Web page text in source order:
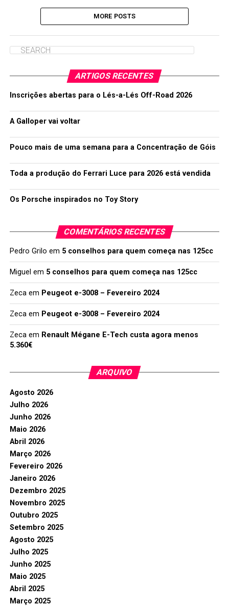
MORE POSTS
ARTIGOS RECENTES
Inscrições abertas para o Lés-a-Lés Off-Road 2026
A Galloper vai voltar
Pouco mais de uma semana para a Concentração de Góis
Toda a produção do Ferrari Luce para 2026 está vendida
Os Porsche inspirados no Toy Story
COMENTÁRIOS RECENTES
Pedro Grilo em 5 conselhos para quem começa nas 125cc
Miguel em 5 conselhos para quem começa nas 125cc
Zecaem Peugeot e-3008 – Fevereiro 2024
Zecaem Peugeot e-3008 – Fevereiro 2024
Zecaem Renault Mégane E-Tech custa agora menos
5.360€
ARQUIVO
Agosto 2026
Julho 2026
Junho 2026
Maio 2026
Abril 2026
Março 2026
Fevereiro 2026
Janeiro 2026
Dezembro 2025
Novembro 2025
Outubro 2025
Setembro 2025
Agosto 2025
Julho 2025
Junho 2025
Maio 2025
Abril 2025
Março 2025